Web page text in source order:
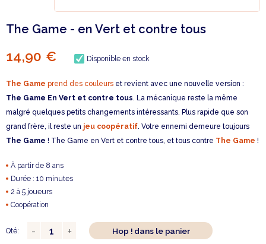
The Game - en Vert et contre tous
14,90 € Disponible en stock
The Game prend des couleurs et revient avec une nouvelle version :
The Game En Vert et contre tous. La mécanique reste la même
malgré quelques petits changements intéressants. Plus rapide que son
grand frère, il reste un jeu coopératif. Votre ennemi demeure toujours
The Game ! The Game en Vert et contre tous, et tous contre The Game !
À partir de 8 ans
Durée : 10 minutes
2 à 5 joueurs
Coopération
Qté: Hop ! dans le panier